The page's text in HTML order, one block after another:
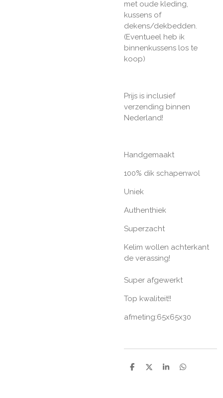
met oude kleding,
kussens of
dekens/dekbedden.
(Eventueel heb ik
binnenkussens los te
koop)
Prijs is inclusief
verzending binnen
Nederland!
Handgemaakt
100% dik schapenwol
Uniek
Authenthiek
Superzacht
Kelim wollen achterkant
de verassing!
Super afgewerkt
Top kwaliteit!!
afmeting:65x65x30
D
D
S
D